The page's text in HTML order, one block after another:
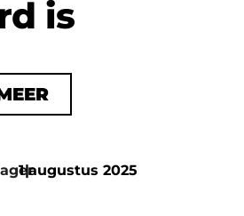
is
|
1 augustus 2025